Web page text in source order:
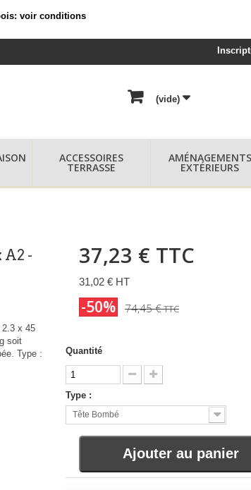
voir conditions
(vide)
ACCESSOIRES
TERRASSE
AMÉNAGEMENTS
EXTÉRIEURS
A2 -
2.3 x 45
soit
Type :
37,23 € TTC
31,02 € HT
-50% 74,45 €TTC
Quantité
Type :
Tête Bombé
Ajouter au panier